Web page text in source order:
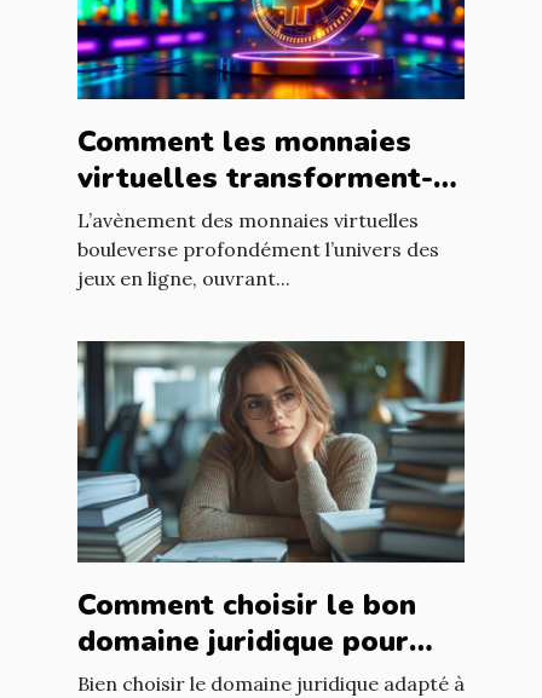
Comment les monnaies
virtuelles transforment-
elles les jeux en ligne ?
L’avènement des monnaies virtuelles
bouleverse profondément l’univers des
jeux en ligne, ouvrant...
Comment choisir le bon
domaine juridique pour
votre affaire ?
Bien choisir le domaine juridique adapté à